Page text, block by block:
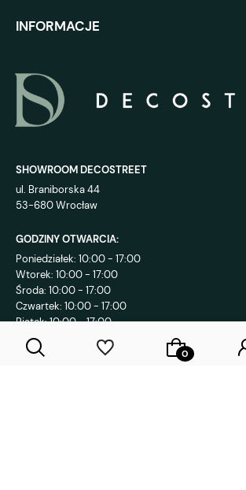
INFORMACJE
SHOWROOM DECOSTREET
ul. Braniborska 44
53-680 Wrocław
GODZINY OTWARCIA:
Poniedziałek: 10:00 - 17:00
Wtorek: 10:00 - 17:00
Środa: 10:00 - 17:00
Czwartek: 10:00 - 17:00
Piątek: 10:00 - 17:00
KONTAKT: